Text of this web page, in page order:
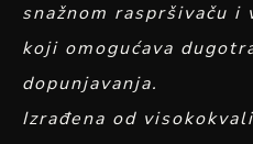
snažnom raspršivaču
koji omogućava
dopunjavanja.
Izrađena od